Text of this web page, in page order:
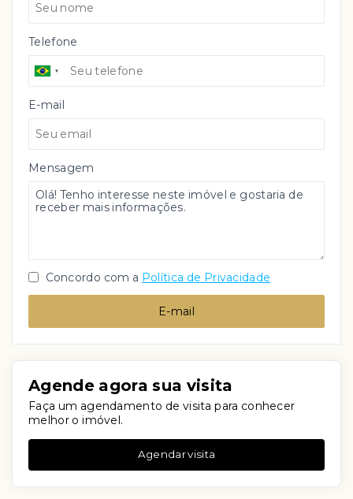
Telefone
E-mail
Mensagem
Concordo com a Política de Privacidade
E-mail
Agende agora sua visita
Faça um agendamento de visita para conhecer
melhor o imóvel.
Agendar visita